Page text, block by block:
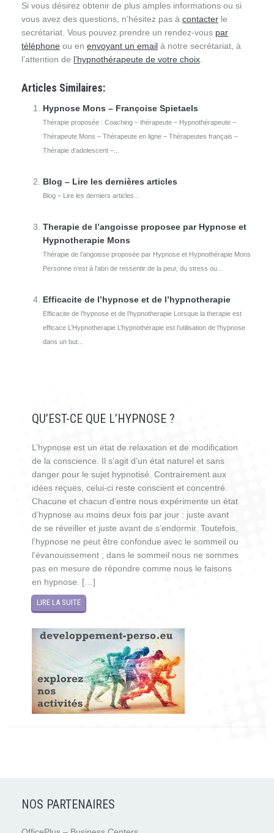
Si vous désirez obtenir de plus amples informations ou si
vous avez des questions, n’hésitez pas à contacter le
secrétariat. Vous pouvez prendre un rendez-vous par
téléphone ou en envoyant un email à notre secrétariat, à
l’attention de l’hypnothérapeute de votre choix
Articles Similaires:
Hypnose Mons – Françoise Spietaels
Thérapie proposée : Coaching – thérapeute – Hypnothérapeute –
Thérapeute Mons – Thérapeute en ligne – Thérapeutes français –
Thérapie d’adolescent –...
Blog – Lire les dernières articles
Blog – Lire les derniers articles...
Therapie de l’angoisse proposee par Hypnose et
Hypnotherapie Mons
Thérapie de l’angoisse proposée par Hypnose et Hypnothérapie Mons
Personne n’est à l’abri de ressentir de la peur, du stress ou...
Efficacite de l’hypnose et de l’hypnotherapie
Efficacite de l’hypnose et de l’hypnotherapie Lorsque la therapie est
efficace L’Hypnotherapie L’hypnothérapie est l’utilisation de l’hypnose
dans un but...
QU’EST-CE QUE L’HYPNOSE ?
L’hypnose est un état de relaxation et de modification
de la conscience. Il s’agit d’un état naturel et sans
danger pour le sujet hypnotisé. Contrairement aux
idées reçues, celui-ci reste conscient et concentré.
Chacune et chacun d’entre nous expérimente un état
d’hypnose au moins deux fois par jour : juste avant
de se réveiller et juste avant de s’endormir. Toutefois,
l’hypnose ne peut être confondue avec le sommeil ou
l’évanouissement ; dans le sommeil nous ne sommes
pas en mesure de répondre comme nous le faisons
en hypnose. […]
LIRE LA SUITE
NOS PARTENAIRES